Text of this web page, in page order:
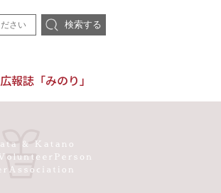
検索する
広報誌「みのり」